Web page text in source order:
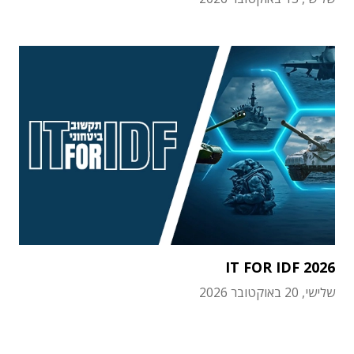
IT FOR IDF 2026
שלישי, 20 באוקטובר 2026